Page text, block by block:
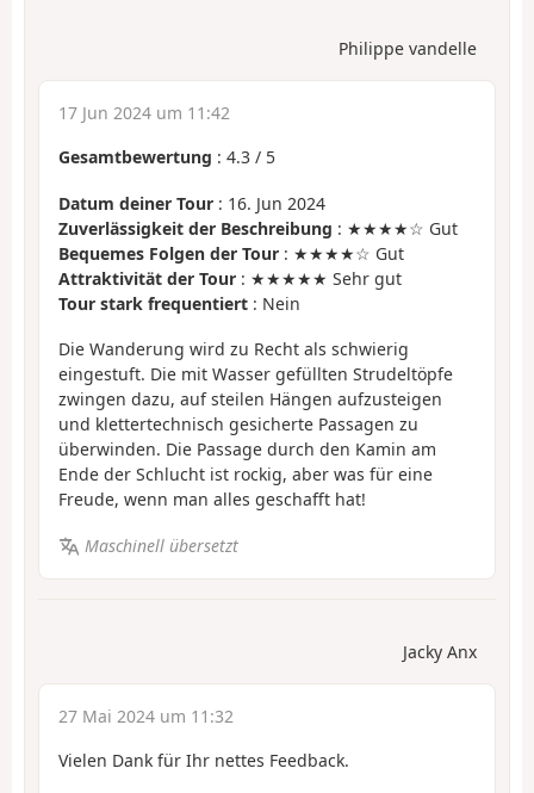
Philippe vandelle
17 Jun 2024 um 11:42
Gesamtbewertung : 4.3 / 5
Datum deiner Tour : 16. Jun 2024
Zuverlässigkeit der Beschreibung : ★★★★☆ Gut
Bequemes Folgen der Tour : ★★★★☆ Gut
Attraktivität der Tour : ★★★★★ Sehr gut
Tour stark frequentiert : Nein
Die Wanderung wird zu Recht als schwierig
eingestuft. Die mit Wasser gefüllten Strudeltöpfe
zwingen dazu, auf steilen Hängen aufzusteigen
und klettertechnisch gesicherte Passagen zu
überwinden. Die Passage durch den Kamin am
Ende der Schlucht ist rockig, aber was für eine
Freude, wenn man alles geschafft hat!
Maschinell übersetzt
Jacky Anx
27 Mai 2024 um 11:32
Vielen Dank für Ihr nettes Feedback.